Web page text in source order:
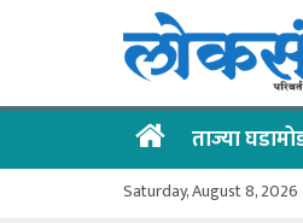
ताज्या
घडामोडी
ताज्या
Saturday, August 8, 2026